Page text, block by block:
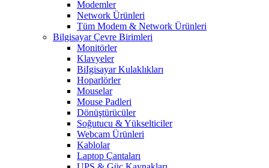
Modemler
Network Ürünleri
Tüm Modem & Network Ürünleri
Bilgisayar Çevre Birimleri
Monitörler
Klavyeler
BiIgisayar Kulaklıkları
Hoparlörler
Mouselar
Mouse Padleri
Dönüştürücüler
Soğutucu & Yükselticiler
Webcam Ürünleri
Kablolar
Laptop Çantaları